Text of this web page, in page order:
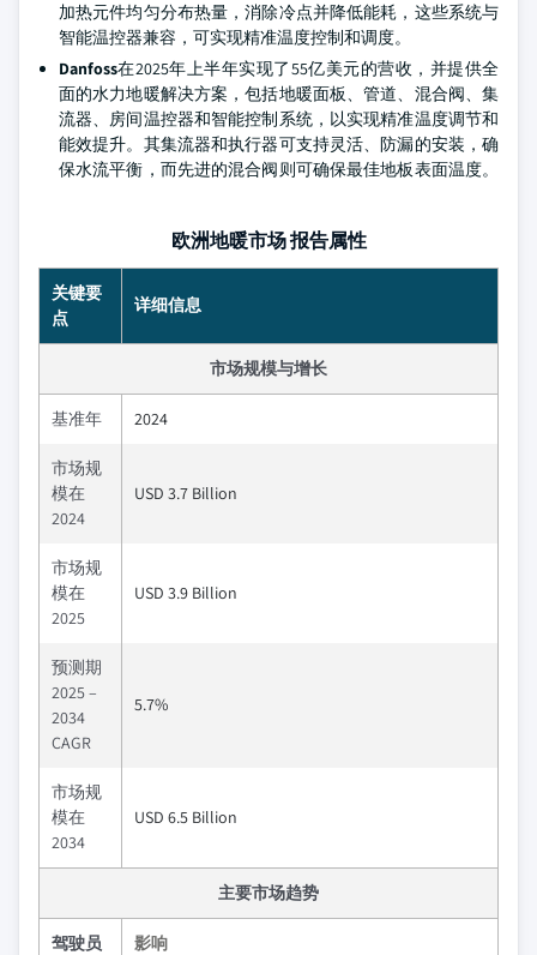
加热元件均匀分布热量，消除冷点并降低能耗，这些系统与
智能温控器兼容，可实现精准温度控制和调度。
Danfoss在2025年上半年实现了55亿美元的营收，并提供全
面的水力地暖解决方案，包括地暖面板、管道、混合阀、集
流器、房间温控器和智能控制系统，以实现精准温度调节和
能效提升。其集流器和执行器可支持灵活、防漏的安装，确
保水流平衡，而先进的混合阀则可确保最佳地板表面温度。
欧洲地暖市场 报告属性
关键要
点
详细信息
市场规模与增长
基准年 2024
市场规
模在
2024
USD 3.7 Billion
市场规
模在
2025
USD 3.9 Billion
预测期
2025 –
2034
CAGR
5.7%
市场规
模在
2034
USD 6.5 Billion
主要市场趋势
驾驶员 影响